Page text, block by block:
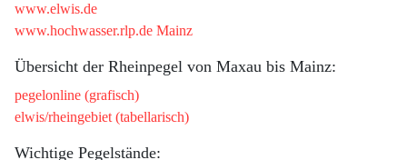
www.elwis.de
www.hochwasser.rlp.de Mainz
Übersicht der Rheinpegel von Maxau bis Mainz:
pegelonline (grafisch)
elwis/rheingebiet (tabellarisch)
Wichtige Pegelstände: